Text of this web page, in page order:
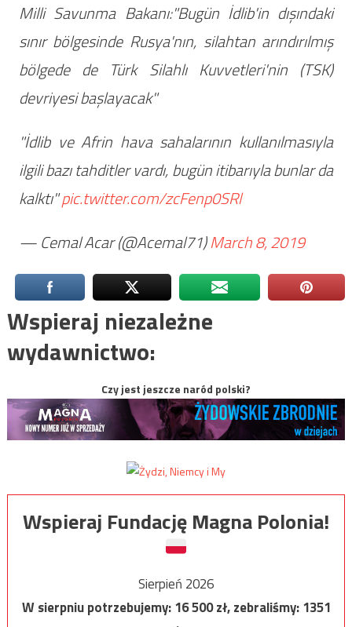
Milli Savunma Bakanı:"Bugün İdlib'in dışındaki
sınır bölgesinde Rusya'nın, silahtan arındırılmış
bölgede de Türk Silahlı Kuvvetleri'nin (TSK)
devriyesi başlayacak"
"İdlib ve Afrin hava sahalarının kullanılmasıyla
ilgili bazı tahditler vardı, bugün itibarıyla bunlar da
kalktı"pic.twitter.com/zcFenp0SRl
— Cemal Acar (@Acemal71)March 8, 2019
Wspieraj niezależne
wydawnictwo:
Czy jest jeszcze naród polski?
Wspieraj Fundację Magna Polonia!
Sierpień 2026
W sierpniu potrzebujemy:16 500zł, zebraliśmy:1351